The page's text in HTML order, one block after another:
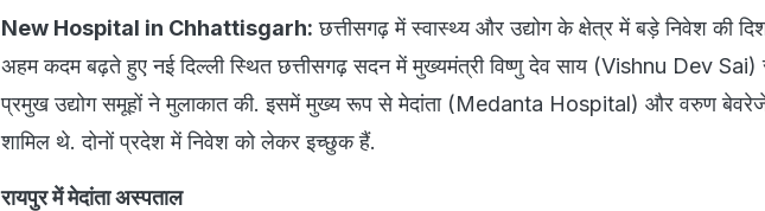
New Hospital in Chhattisgarh: छत्तीसगढ़ में स्वास्थ्य और उद्योग के क्षेत्र में बड़े निवेश की
अहम कदम बढ़ते हुए नई दिल्ली स्थित छत्तीसगढ़ सदन में मुख्यमंत्री विष्णु देव साय (Vishnu Dev Sai)
प्रमुख उद्योग समूहों ने मुलाकात की. इसमें मुख्य रूप से मेदांता (Medanta Hospital) और वरुण
शामिल थे. दोनों प्रदेश में निवेश को लेकर इच्छुक हैं.
रायपुर में मेदांता अस्पताल